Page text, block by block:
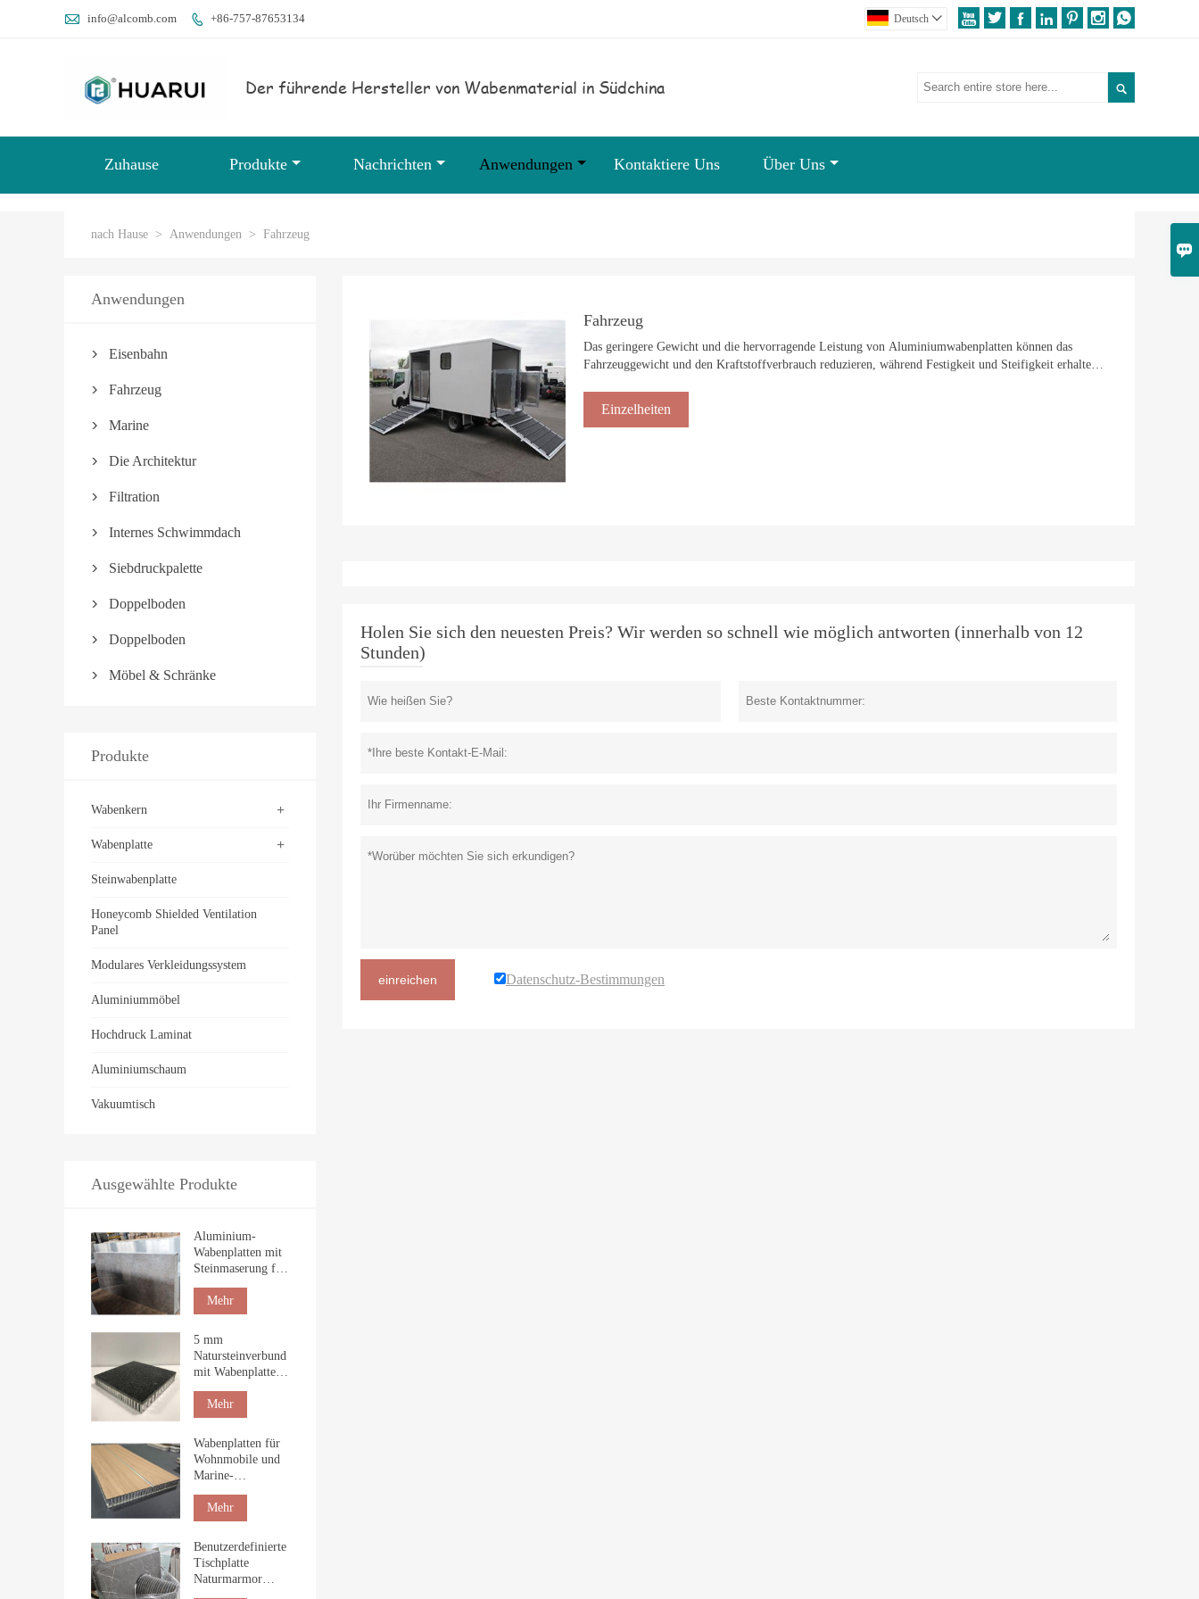

 info@alcomb.com  +86-757-87653134       
Deutsch 
Der führende Hersteller von Wabenmaterial in Südchina 
Zuhause Produkte Nachrichten Anwendungen Kontaktiere Uns Über Uns
nach Hause > Anwendungen > Fahrzeug
Fahrzeug
Das geringere Gewicht und die hervorragende Leistung von Aluminiumwabenplatten können das
Fahrzeuggewicht und den Kraftstoffverbrauch reduzieren, während Festigkeit und Steifigkeit erhalten
Einzelheiten
Holen Sie sich den neuesten Preis? Wir werden so schnell wie möglich antworten (innerhalb von 12
Stunden)
einreichen Datenschutz-Bestimmungen
Anwendungen
 Eisenbahn
 Fahrzeug
 Marine
 Die Architektur
 Filtration
 Internes Schwimmdach
 Siebdruckpalette
 Doppelboden
 Doppelboden
 Möbel & Schränke
Produkte
+
Wabenkern
+
Wabenplatte
Steinwabenplatte
Honeycomb Shielded Ventilation
Panel
Modulares Verkleidungssystem
Aluminiummöbel
Hochdruck Laminat
Aluminiumschaum
Vakuumtisch
Ausgewählte Produkte
Aluminium-
Wabenplatten mit
Steinmaserung für
die
Innenverkleidung
Mehr
5 mm
Natursteinverbund
mit Wabenplatten
Mehr
Wabenplatten für
Wohnmobile und
Marine-
Mehr
Benutzerdefinierte
Tischplatte
Naturmarmor